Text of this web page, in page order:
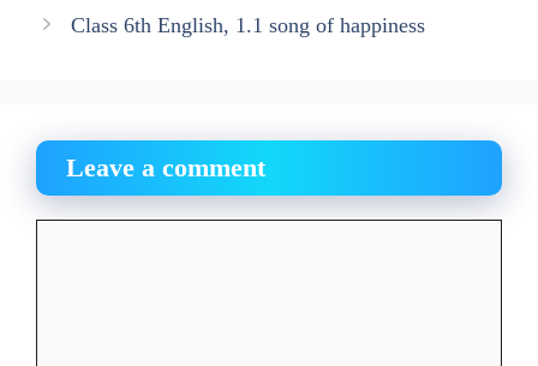
Class 6th English, 1.1 song of happiness
Leave a comment